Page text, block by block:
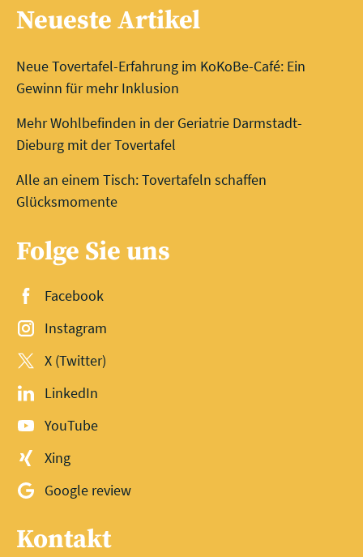
Neueste Artikel
Neue Tovertafel-Erfahrung im KoKoBe-Café: Ein
Gewinn für mehr Inklusion
Mehr Wohlbefinden in der Geriatrie Darmstadt-
Dieburg mit der Tovertafel
Alle an einem Tisch: Tovertafeln schaffen
Glücksmomente
Folge Sie uns
Facebook
Instagram
X (Twitter)
LinkedIn
YouTube
Xing
Google review
Kontakt